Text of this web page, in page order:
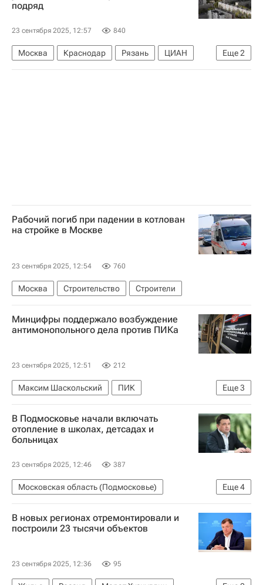
Налоги
подряд
23 сентября 2025, 12:57 840
Еще2
Москва Краснодар Рязань
ЦИАН
Вторичное жилье
Цены
Рабочий погиб при падении в котлован
на стройке в Москве
23 сентября 2025, 12:54 760
Москва Строительство Строители
Минцифры поддержало возбуждение
антимонопольного дела против ПИКа
23 сентября 2025, 12:51 212
Еще3
Максим Шаскольский
ПИК
Федеральная антимонопольная служба (ФАС России)
ГК "ПИК"
Девелоперы
В Подмосковье начали включать
отопление в школах, детсадах и
больницах
23 сентября 2025, 12:46 387
Еще4
Московская область (Подмосковье)
Андрей Воробьев
Новости Подмосковья
Теплоснабжение
ЖКХ
В новых регионах отремонтировали и
построили 23 тысячи объектов
23 сентября 2025, 12:36 95